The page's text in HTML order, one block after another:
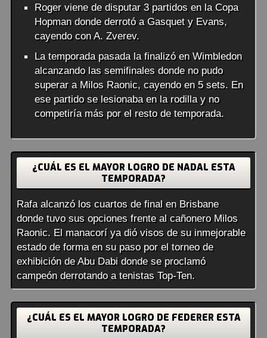
Roger viene de disputar 3 partidos en la Copa
Hopman donde derrotó a Gasquet y Evans,
cayendo con A. Zverev.
La temporada pasada la finalizó en Wimbledon
alcanzando las semifinales donde no pudo
superar a Milos Raonic, cayendo en 5 sets. En
ese partido se lesionaba en la rodilla y no
competiría más por el resto de temporada.
¿CUÁL ES EL MAYOR LOGRO DE NADAL ESTA
TEMPORADA?
Rafa alcanzó los cuartos de final en Brisbane
donde tuvo sus opciones frente al cañonero Milos
Raonic. El manacorí ya dió visos de su inmejorable
estado de forma en su paso por el torneo de
exhibición de Abu Dabi donde se proclamó
campeón derrotando a tenistas Top-Ten.
¿CUÁL ES EL MAYOR LOGRO DE FEDERER ESTA
TEMPORADA?